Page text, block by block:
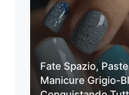
Fate Spazio,
Manicure Grigio-